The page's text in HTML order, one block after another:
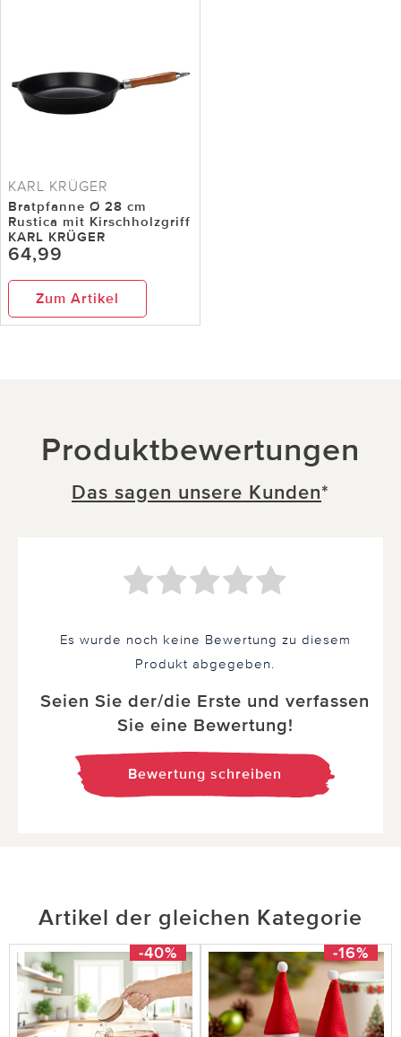
KARL KRÜGER
Bratpfanne Ø 28 cm
Rustica mit Kirschholzgriff
KARL KRÜGER
64,99
Zum Artikel
Produktbewertungen
Das sagen unsere Kunden*
Es wurde noch keine Bewertung zu diesem
Produkt abgegeben.
Seien Sie der/die Erste und verfassen
Sie eine Bewertung!
Bewertung schreiben
Artikel der gleichen Kategorie
-40% -16%